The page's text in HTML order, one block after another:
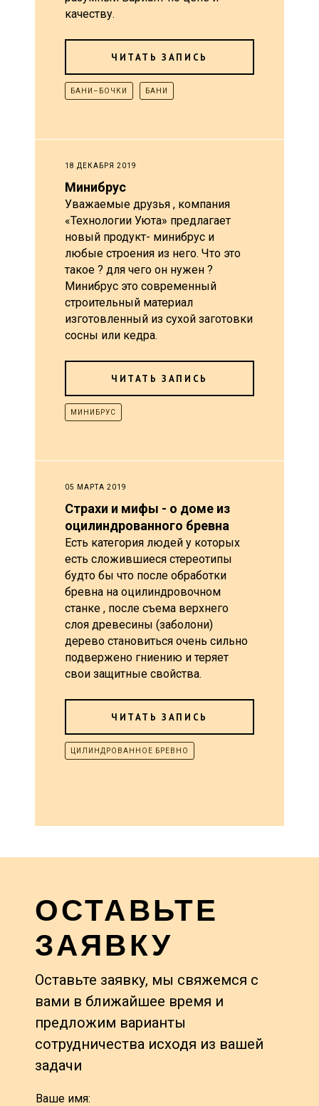
качеству.
ЧИТАТЬ ЗАПИСЬ
БАНИ–БОЧКИ БАНИ
18 ДЕКАБРЯ 2019
Минибрус
Уважаемые друзья , компания
«Технологии Уюта» предлагает
новый продукт- минибрус и
любые строения из него. Что это
такое ? для чего он нужен ?
Минибрус это современный
строительный материал
изготовленный из сухой заготовки
сосны или кедра.
ЧИТАТЬ ЗАПИСЬ
МИНИБРУС
05 МАРТА 2019
Страхи и мифы - о доме из
оцилиндрованного бревна
Есть категория людей у которых
есть сложившиеся стереотипы
будто бы что после обработки
бревна на оцилиндровочном
станке , после съема верхнего
слоя древесины (заболони)
дерево становиться очень сильно
подвержено гниению и теряет
свои защитные свойства.
ЧИТАТЬ ЗАПИСЬ
ЦИЛИНДРОВАННОЕ БРЕВНО
ОСТАВЬТЕ
ЗАЯВКУ
Оставьте заявку, мы свяжемся с
вами в ближайшее время и
предложим варианты
сотрудничества исходя из вашей
задачи
Ваше имя: